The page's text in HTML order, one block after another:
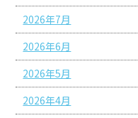
2026年7月
2026年6月
2026年5月
2026年4月